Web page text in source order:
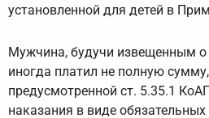
установленной для детей в
Мужчина, будучи извещенным о
иногда платил не полную
предусмотренной ст. 5.35.1
наказания в виде